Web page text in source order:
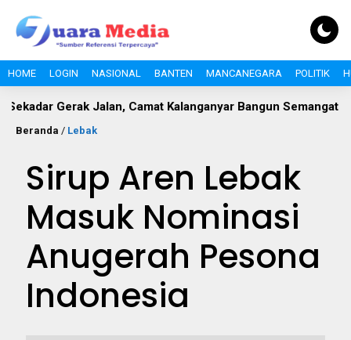
HOME LOGIN NASIONAL BANTEN MANCANEGARA POLITIK
Jalan, Camat Kalanganyar Bangun Semangat
Beranda / Lebak
Sirup Aren Lebak
Masuk Nominasi
Anugerah Pesona
Indonesia